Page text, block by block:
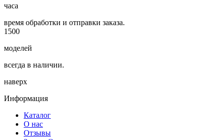
часа
время обработки и отправки заказа.
1500
моделей
всегда в наличии.
наверх
Информация
Каталог
О нас
Отзывы